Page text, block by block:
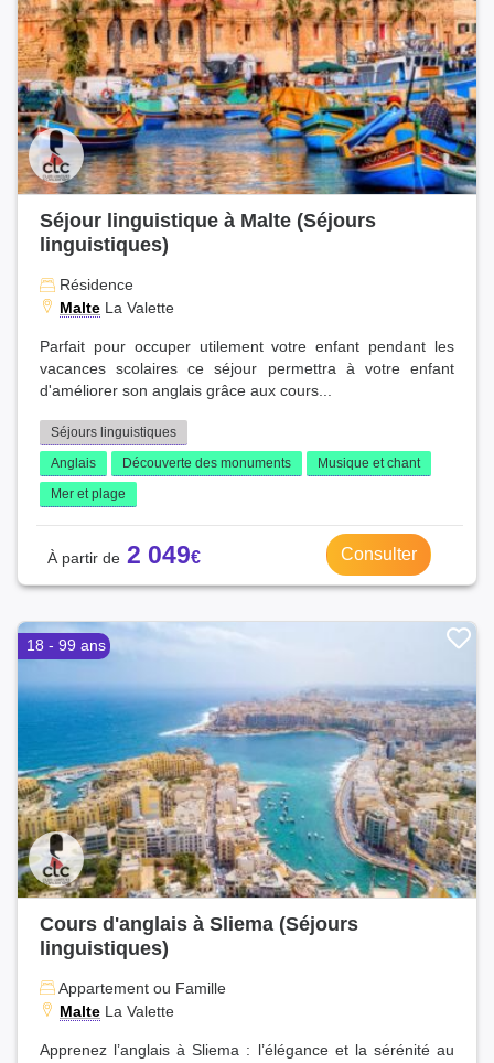
Séjour linguistique à Malte (Séjours
linguistiques)
Résidence
Malte La Valette
Parfait pour occuper utilement votre enfant pendant les
vacances scolaires ce séjour permettra à votre enfant
d'améliorer son anglais grâce aux cours...
Séjours linguistiques
Anglais
Découverte des monuments
Musique et chant
Mer et plage
2 049 Consulter
18 - 99 ans
Cours d'anglais à Sliema (Séjours
linguistiques)
Appartement ou Famille
Malte La Valette
Apprenez l’anglais à Sliema : l’élégance et la sérénité au